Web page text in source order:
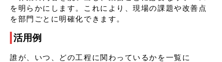
を明らかにします。これにより、現場の課題や改善点
を部門ごとに明確化できます。
活用例
誰が、いつ、どの工程に関わっているかを一覧に